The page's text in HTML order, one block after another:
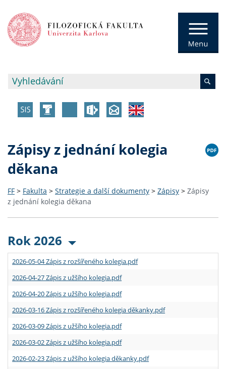
Zápisy z jednání kolegia
děkana
FF > Fakulta > Strategie a další dokumenty > Zápisy > Zápisy
z jednání kolegia děkana
Rok 2026
2026-05-04 Zápis z rozšířeného kolegia.pdf
2026-04-27 Zápis z užšího kolegia.pdf
2026-04-20 Zápis z užšího kolegia.pdf
2026-03-16 Zápis z rozšířeného kolegia děkanky.pdf
2026-03-09 Zápis z užšího kolegia.pdf
2026-03-02 Zápis z užšího kolegia.pdf
2026-02-23 Zápis z užšího kolegia děkanky.pdf